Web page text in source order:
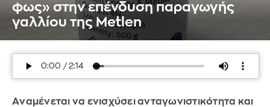
φως» στην επένδυση παραγωγής
γαλλίου της Μetlen
Aναμένεται να ενισχύσει ανταγωνιστικότητα και